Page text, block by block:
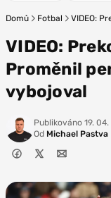
Domů Fotbal VIDEO:
VIDEO:
Proměnil
vybojoval
Publikováno 19.
Od Michael Pastva